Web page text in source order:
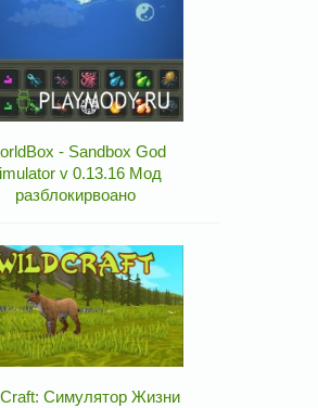
- Sandbox God
v 0.13.16 Мод
разблокирвоано
Симулятор Жизни